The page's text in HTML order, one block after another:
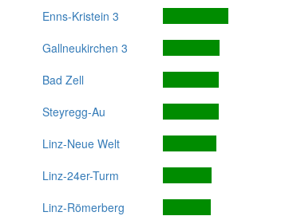
Enns-Kristein 3
Gallneukirchen 3
Bad Zell
Steyregg-Au
Linz-Neue Welt
Linz-24er-Turm
Linz-Römerberg